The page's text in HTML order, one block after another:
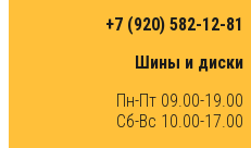
+7 (920) 582-12-81
Шины и диски
Пн-Пт 09.00-19.00
Сб-Вс 10.00-17.00